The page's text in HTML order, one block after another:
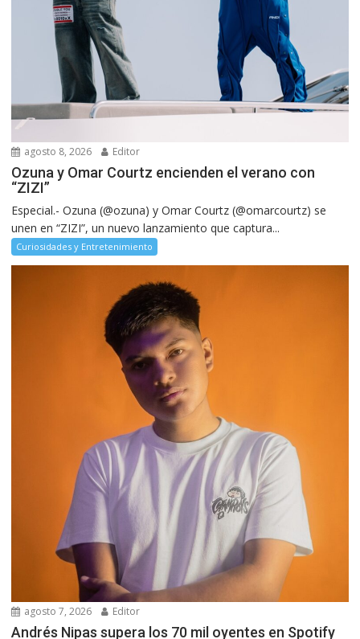
agosto 8, 2026 Editor
Ozuna y Omar Courtz encienden el verano con
“ZIZI”
Especial.- Ozuna (@ozuna) y Omar Courtz (@omarcourtz) se
unen en “ZIZI”, un nuevo lanzamiento que captura...
Curiosidades y Entretenimiento
agosto 7, 2026 Editor
Andrés Nipas supera los 70 mil oyentes en Spotify